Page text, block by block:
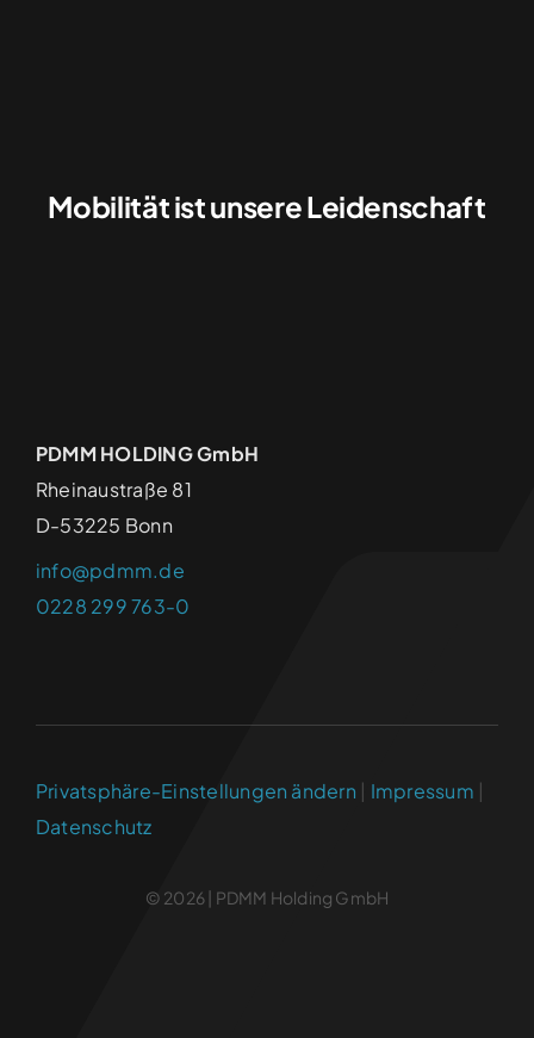
Mobilität ist unsere Leidenschaft
PDMM HOLDING GmbH
Rheinaustraße 81
D-53225 Bonn
info@pdmm.de
0228 299 763-0
Privatsphäre-Einstellungen ändern Impressum
Datenschutz
© 2026 | PDMM Holding GmbH